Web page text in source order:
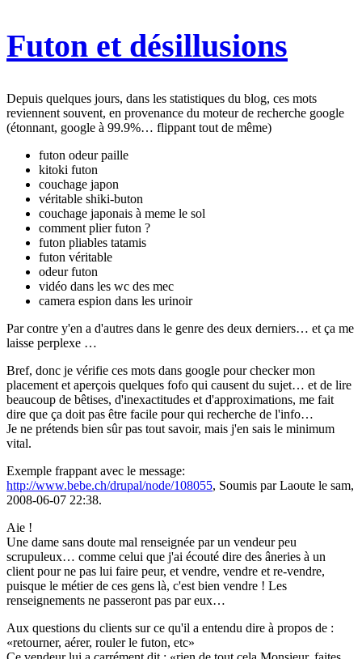
Futon et désillusions
Depuis quelques jours, dans les statistiques du blog, ces mots
reviennent souvent, en provenance du moteur de recherche google
(étonnant, google à 99.9%… flippant tout de même)
futon odeur paille
kitoki futon
couchage japon
véritable shiki-buton
couchage japonais à meme le sol
comment plier futon ?
futon pliables tatamis
futon véritable
odeur futon
vidéo dans les wc des mec
camera espion dans les urinoir
Par contre y'en a d'autres dans le genre des deux derniers… et ça me
laisse perplexe …
Bref, donc je vérifie ces mots dans google pour checker mon
placement et aperçois quelques fofo qui causent du sujet… et de lire
beaucoup de bêtises, d'inexactitudes et d'approximations, me fait
dire que ça doit pas être facile pour qui recherche de l'info…
Je ne prétends bien sûr pas tout savoir, mais j'en sais le minimum
vital.
Exemple frappant avec le message:
http://www.bebe.ch/drupal/node/108055, Soumis par Laoute le sam,
2008-06-07 22:38.
Aie !
Une dame sans doute mal renseignée par un vendeur peu
scrupuleux… comme celui que j'ai écouté dire des âneries à un
client pour ne pas lui faire peur, et vendre, vendre et re-vendre,
puisque le métier de ces gens là, c'est bien vendre ! Les
renseignements ne passeront pas par eux…
Aux questions du clients sur ce qu'il a entendu dire à propos de :
«retourner, aérer, rouler le futon, etc»